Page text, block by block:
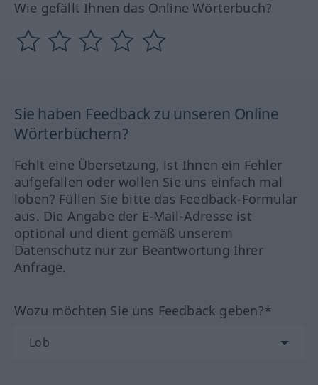
Wie gefällt Ihnen das Online Wörterbuch?
Sie haben Feedback zu unseren Online
Wörterbüchern?
Fehlt eine Übersetzung, ist Ihnen ein Fehler
aufgefallen oder wollen Sie uns einfach mal
loben? Füllen Sie bitte das Feedback-Formular
aus. Die Angabe der E-Mail-Adresse ist
optional und dient gemäß unserem
Datenschutz nur zur Beantwortung Ihrer
Anfrage.
Wozu möchten Sie uns Feedback geben?*